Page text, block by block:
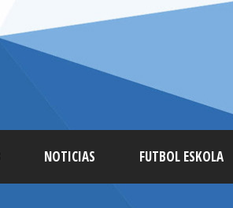
NOTICIAS FUTBOL ESKOLA